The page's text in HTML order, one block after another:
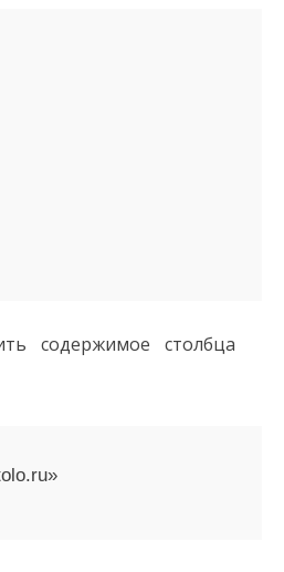
содержимое столбца